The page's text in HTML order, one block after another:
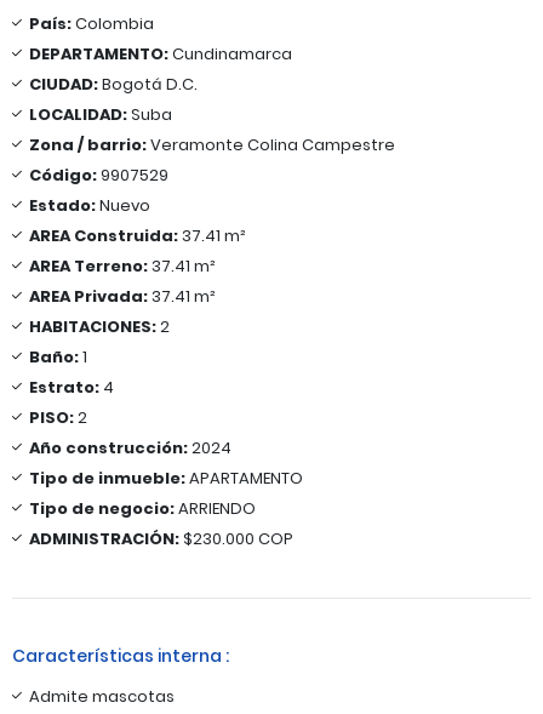
País:Colombia
DEPARTAMENTO:Cundinamarca
CIUDAD:Bogotá D.C.
LOCALIDAD:Suba
Zona / barrio:Veramonte Colina Campestre
Código:9907529
Estado:Nuevo
AREA Construida:37.41 m²
AREA Terreno:37.41 m²
AREA Privada:37.41 m²
HABITACIONES:2
Baño:1
Estrato: 4
PISO:2
Año construcción:2024
Tipo de inmueble:APARTAMENTO
Tipo de negocio:ARRIENDO
ADMINISTRACIÓN:$230.000 COP
Características interna :
Admite mascotas